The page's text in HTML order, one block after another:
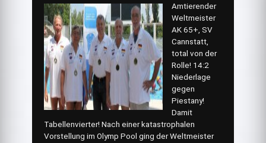
Amtierender
Weltmeister
AK 65+, SV
Cannstatt,
total von der
Rolle! 14:2
Niederlage
gegen
Piestany!
Damit
Tabellenvierter! Nach einer katastrophalen
Vorstellung im Olymp Pool ging der Weltmeister